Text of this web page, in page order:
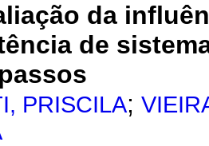
da
de
PRISCILA;